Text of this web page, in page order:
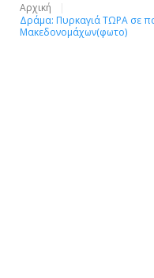
Αρχική
Δράμα: Πυρκαγιά ΤΩΡΑ σε
Μακεδονομάχων(φωτο)